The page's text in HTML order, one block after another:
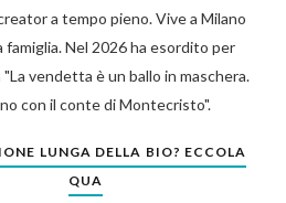
a tempo pieno. Vive a Milano
famiglia. Nel 2026 ha esordito per
"La vendetta è un ballo in maschera.
con il conte di Montecristo".
LUNGA DELLA BIO? ECCOLA
QUA